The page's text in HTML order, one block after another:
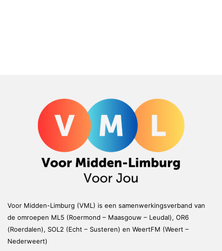
Voor Midden-Limburg (VML) is een samenwerkingsverband van
de omroepen ML5 (Roermond – Maasgouw – Leudal), OR6
(Roerdalen), SOL2 (Echt – Susteren) en WeertFM (Weert –
Nederweert)